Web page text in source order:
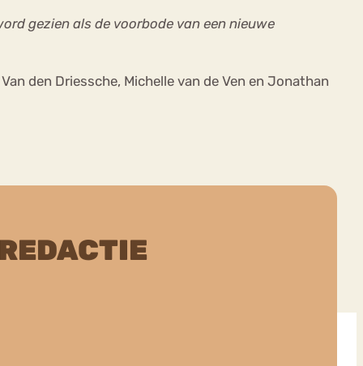
gezien als de voorbode van een nieuwe
den Driessche, Michelle van de Ven en Jonathan